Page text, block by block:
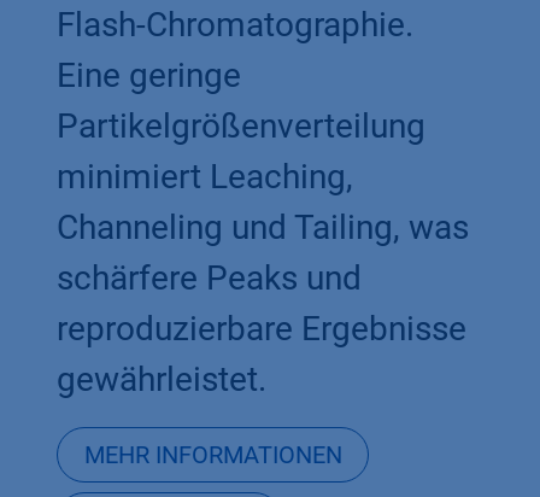
Flash-Chromatographie.
Eine geringe
Partikelgrößenverteilung
minimiert Leaching,
Channeling und Tailing, was
schärfere Peaks und
reproduzierbare Ergebnisse
gewährleistet.
MEHR INFORMATIONEN